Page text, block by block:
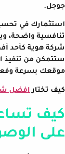
جوجل.
تنافسية واضحة،
شركة هوية كأحد
ستتمكن من تنفيذ
موقعك بسرعة
كيف تختارافضل
على